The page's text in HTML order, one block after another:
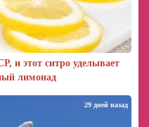
и этот ситро уделывает
лимонад
29 дней назад